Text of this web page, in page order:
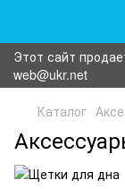
Этот сайт
web@ukr.net
Каталог